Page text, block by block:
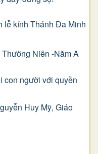
lễ kính Thánh Đa Minh
Niên -Năm A
con người với quyền
Huy Mỹ, Giáo